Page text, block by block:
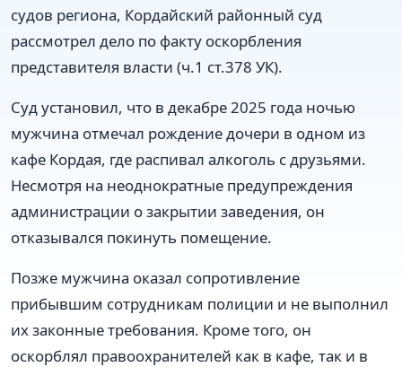
судов региона, Кордайский районный суд
рассмотрел дело по факту оскорбления
представителя власти (ч.1 ст.378 УК).
Суд установил, что в декабре 2025 года ночью
мужчина отмечал рождение дочери в одном из
кафе Кордая, где распивал алкоголь с друзьями.
Несмотря на неоднократные предупреждения
администрации о закрытии заведения, он
отказывался покинуть помещение.
Позже мужчина оказал сопротивление
прибывшим сотрудникам полиции и не выполнил
их законные требования. Кроме того, он
оскорблял правоохранителей как в кафе, так и в